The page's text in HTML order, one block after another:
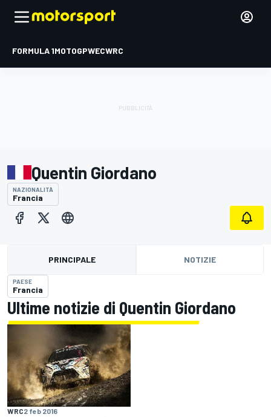
FORMULA 1MOTOGPWECWRC
Quentin Giordano
NAZIONALITÀ
Francia
PRINCIPALE NOTIZIE
PAESE
Francia
Ultime notizie di Quentin Giordano
WRC2 feb 2016